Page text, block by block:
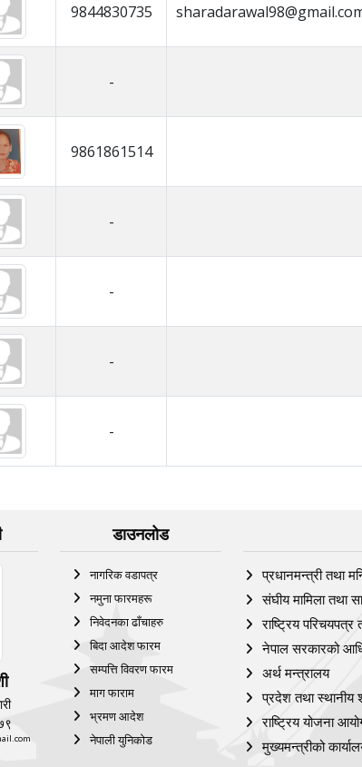
9844830735
-
9861861514
-
-
-
-
डाउनलोड
नागरिक वडापत्र
नमुना फारमहरू
निवेदनका ढाँचाहरु
बिदा आदेश फारम
सम्पत्ति विवरण फारम
माग फाराम
भ्रमण आदेश
नेपाली युनिकोड
प्रधानमन्त्री तथा
संघीय मामिला तथा
राष्ट्रिय
नेपाल सरकारको
अर्थ मन्त्रालय
प्रदेश तथा स्थानीय
राष्ट्रिय योजना
मुख्यमन्त्रीको